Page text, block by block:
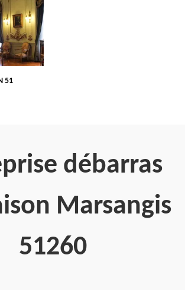
51
débarras
Marsangis
51260